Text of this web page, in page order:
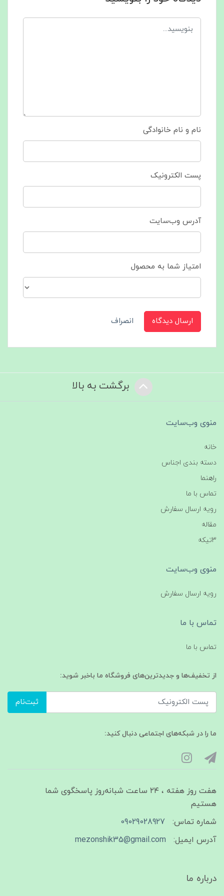
نام و نام خانوادگی
پست الکترونیک
آدرس وب‌سایت
امتیاز شما به محصول
ارسال دیدگاه انصراف
برگشت به بالا
منوی وب‌سایت
خانه
دسته بندی اجناس
راهنما
تماس با ما
رویه ارسال سفارش
مقاله
3تیکه
منوی وب‌سایت
رویه ارسال سفارش
تماس با ما
تماس با ما
از تخفیف‌ها و جدیدترین‌های فروشگاه ما باخبر شوید:
ثبت‌نام
ما را در شبکه‌های اجتماعی دنبال کنید:
هفت روز هفته ، ۲۴ ساعت شبانه‌روز پاسخگوی شما
هستیم
شماره تماس:
09029028927
آدرس ایمیل:
mezonshik35@gmail.com
درباره ما